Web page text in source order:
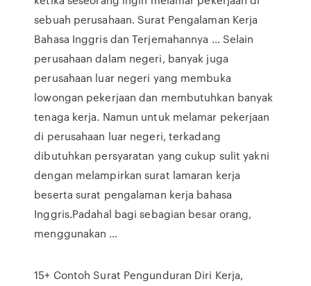
sebuah perusahaan. Surat Pengalaman Kerja
Bahasa Inggris dan Terjemahannya ... Selain
perusahaan dalam negeri, banyak juga
perusahaan luar negeri yang membuka
lowongan pekerjaan dan membutuhkan banyak
tenaga kerja. Namun untuk melamar pekerjaan
di perusahaan luar negeri, terkadang
dibutuhkan persyaratan yang cukup sulit yakni
dengan melampirkan surat lamaran kerja
beserta surat pengalaman kerja bahasa
Inggris.Padahal bagi sebagian besar orang,
menggunakan …
15+ Contoh Surat Pengunduran Diri Kerja,